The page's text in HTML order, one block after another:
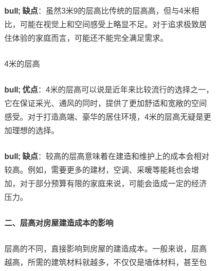
bull; 缺点：虽然3米9的层高比传统的层高高，但与4米相
比，可能在视觉上和空间感受上略显不足。对于追求极致居
住体验的家庭而言，可能还不能完全满足需求。
4米的层高
bull; 优点：4米的层高可以说是近年来比较流行的选择之一，
它在保证采光、通风的同时，提供了更加舒适和宽敞的空间
感受。对于打造高端、豪华的居住环境，4米的层高无疑是更
加理想的选择。
bull; 缺点：较高的层高意味着在建造和维护上的成本会相对
较高。例如，需要更多的建材，空调、采暖等能耗也会增
加，对于部分预算有限的家庭来说，可能会造成一定的经济
压力。
二、层高对房屋建造成本的影响
层高的不同，直接影响到房屋的建造成本。一般来说，层高
越高，所需的建筑材料就越多，不仅仅是墙体材料，甚至包